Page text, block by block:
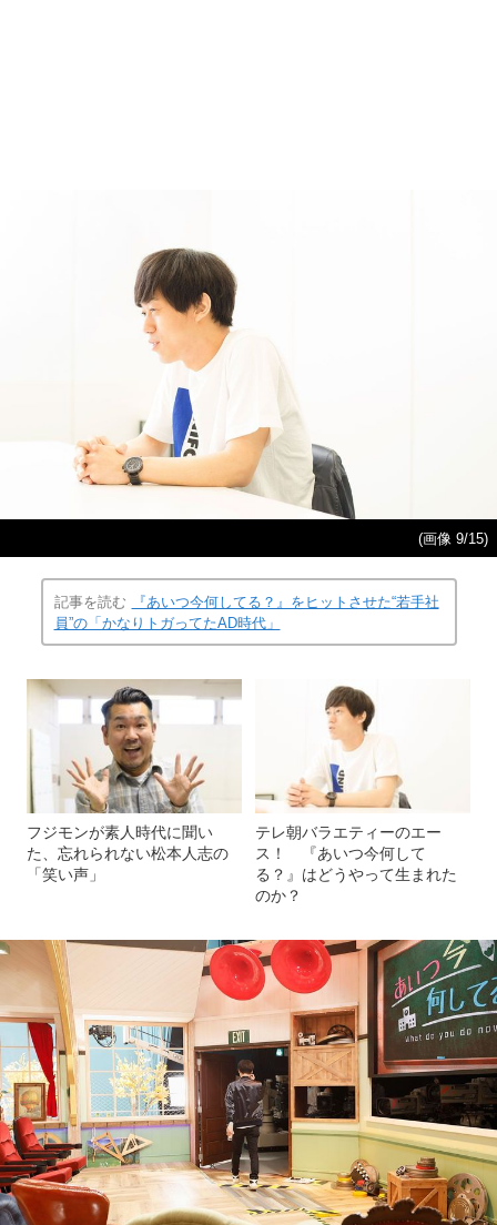
(画像 9/15)
記事を読む
『あいつ今何してる？』をヒットさせた“若手社
員”の「かなりトガってたAD時代」
フジモンが素人時代に聞い
た、忘れられない松本人志の
「笑い声」
テレ朝バラエティーのエー
ス！ 『あいつ今何して
る？』はどうやって生まれた
のか？